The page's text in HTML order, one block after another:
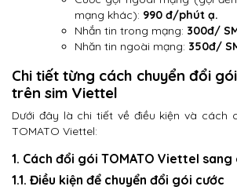
mạng khác): 990 đ/phút ạ.
Nhắn tin trong mạng: 300đ/
Nhăn tin ngoài mạng: 350đ/
Chi tiết từng cách chuyển đổi
trên sim Viettel
Dưới đây là chi tiết về điều kiện và cách
TOMATO Viettel:
1. Cách đổi gói TOMATO Viettel sang
1.1. Điều kiện để chuyển đổi gói cước